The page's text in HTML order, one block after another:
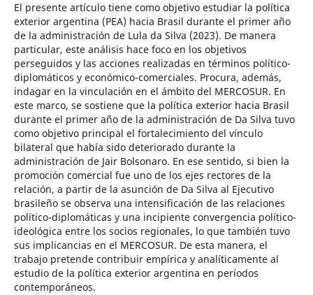
El presente artículo tiene como objetivo estudiar la política
exterior argentina (PEA) hacia Brasil durante el primer año
de la administración de Lula da Silva (2023). De manera
particular, este análisis hace foco en los objetivos
perseguidos y las acciones realizadas en términos político-
diplomáticos y económico-comerciales. Procura, además,
indagar en la vinculación en el ámbito del MERCOSUR. En
este marco, se sostiene que la política exterior hacia Brasil
durante el primer año de la administración de Da Silva tuvo
como objetivo principal el fortalecimiento del vínculo
bilateral que había sido deteriorado durante la
administración de Jair Bolsonaro. En ese sentido, si bien la
promoción comercial fue uno de los ejes rectores de la
relación, a partir de la asunción de Da Silva al Ejecutivo
brasileño se observa una intensificación de las relaciones
político-diplomáticas y una incipiente convergencia político-
ideológica entre los socios regionales, lo que también tuvo
sus implicancias en el MERCOSUR. De esta manera, el
trabajo pretende contribuir empírica y analíticamente al
estudio de la política exterior argentina en períodos
contemporáneos.